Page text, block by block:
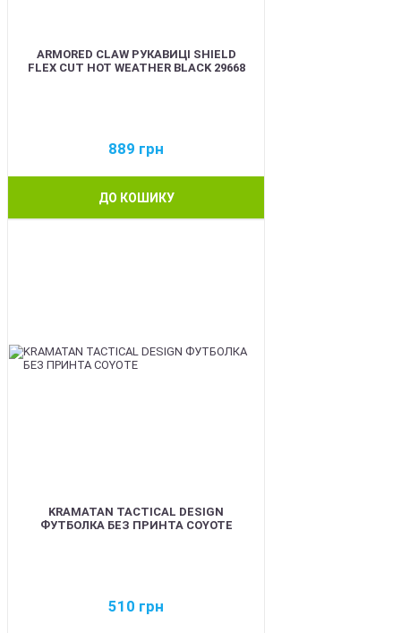
ARMORED CLAW РУКАВИЦІ SHIELD
FLEX CUT HOT WEATHER BLACK 29668
889 грн
ДО КОШИКУ
KRAMATAN TACTICAL DESIGN
ФУТБОЛКА БЕЗ ПРИНТА COYOTE
510 грн